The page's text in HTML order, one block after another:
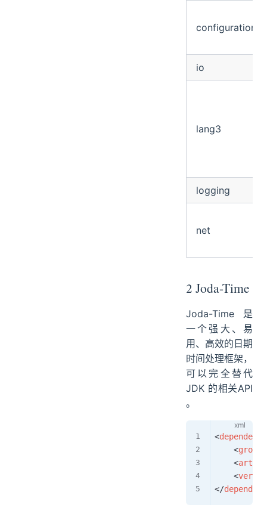
configuration
io
lang3
logging
net
2 Joda-Time
Joda-Time 是
一个强大、易
用、高效的日期
时间处理框架，
可以完全替代
JDK 的相关API
。
<dependency
<
<
<
</